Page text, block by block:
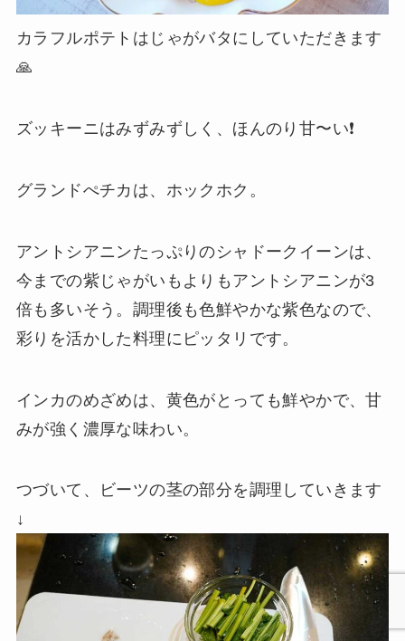
カラフルポテトはじゃがバタにしていただきます
🙏
ズッキーニはみずみずしく、ほんのり甘〜い❗️
グランドぺチカは、ホックホク。
アントシアニンたっぷりのシャドークイーンは、
今までの紫じゃがいもよりもアントシアニンが3
倍も多いそう。調理後も色鮮やかな紫色なので、
彩りを活かした料理にピッタリです。
インカのめざめは、黄色がとっても鮮やかで、甘
みが強く濃厚な味わい。
つづいて、ビーツの茎の部分を調理していきます
↓